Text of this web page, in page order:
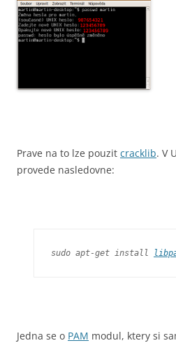
Prave na to lze pouzit cracklib. V
provede nasledovne:
sudo apt-get install
Jedna se o PAM modul, ktery si